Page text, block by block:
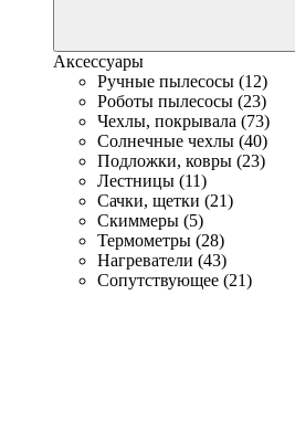
Аксессуары
Ручные пылесосы (12)
Роботы пылесосы (23)
Чехлы, покрывала (73)
Солнечные чехлы (40)
Подложки, ковры (23)
Лестницы (11)
Сачки, щетки (21)
Скиммеры (5)
Термометры (28)
Нагреватели (43)
Сопутствующее (21)